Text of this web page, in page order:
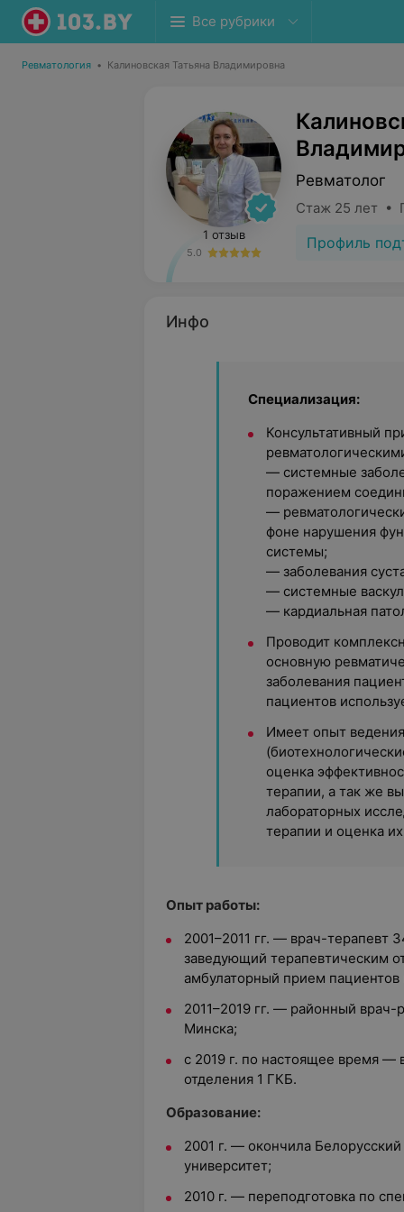
Все рубрики
Ревматология • Калиновская Татьяна Владимировна
1 отзыв
5.0
Ревматолог
Стаж 25 лет •
Профиль
Инфо
Специализация:
Консультативный
— системные
поражением
—
фоне нарушения
системы;
— заболевания
— системные
— кардиальная
Проводит
основную
заболевания
пациентов
Имеет опыт
оценка
терапии, а так же
лабораторных
терапии и оценка их
Опыт работы:
2001–2011 гг. — врач-терапевт
заведующий терапевтическим
амбулаторный прием пациентов
2011–2019 гг. — районный врач-
Минска;
с 2019 г. по настоящее время —
отделения 1 ГКБ.
Образование:
2001 г. — окончила
университет;
2010 г. — переподготовка по